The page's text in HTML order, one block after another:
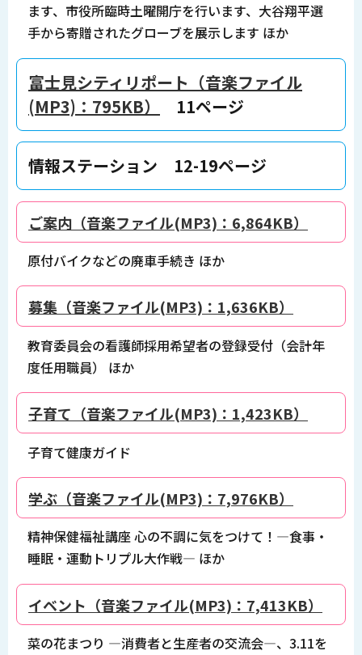
ます、市役所臨時土曜開庁を行います、大谷翔平選
手から寄贈されたグローブを展示します ほか
富士見シティリポート（音楽ファイル
(MP3)：795KB）
11ページ
情報ステーション 12-19ページ
ご案内（音楽ファイル(MP3)：6,864KB）
原付バイクなどの廃車手続き ほか
募集（音楽ファイル(MP3)：1,636KB）
教育委員会の看護師採用希望者の登録受付（会計年
度任用職員） ほか
子育て（音楽ファイル(MP3)：1,423KB）
子育て健康ガイド
学ぶ（音楽ファイル(MP3)：7,976KB）
精神保健福祉講座 心の不調に気をつけて！―食事・
睡眠・運動トリプル大作戦― ほか
イベント（音楽ファイル(MP3)：7,413KB）
菜の花まつり ―消費者と生産者の交流会―、3.11を